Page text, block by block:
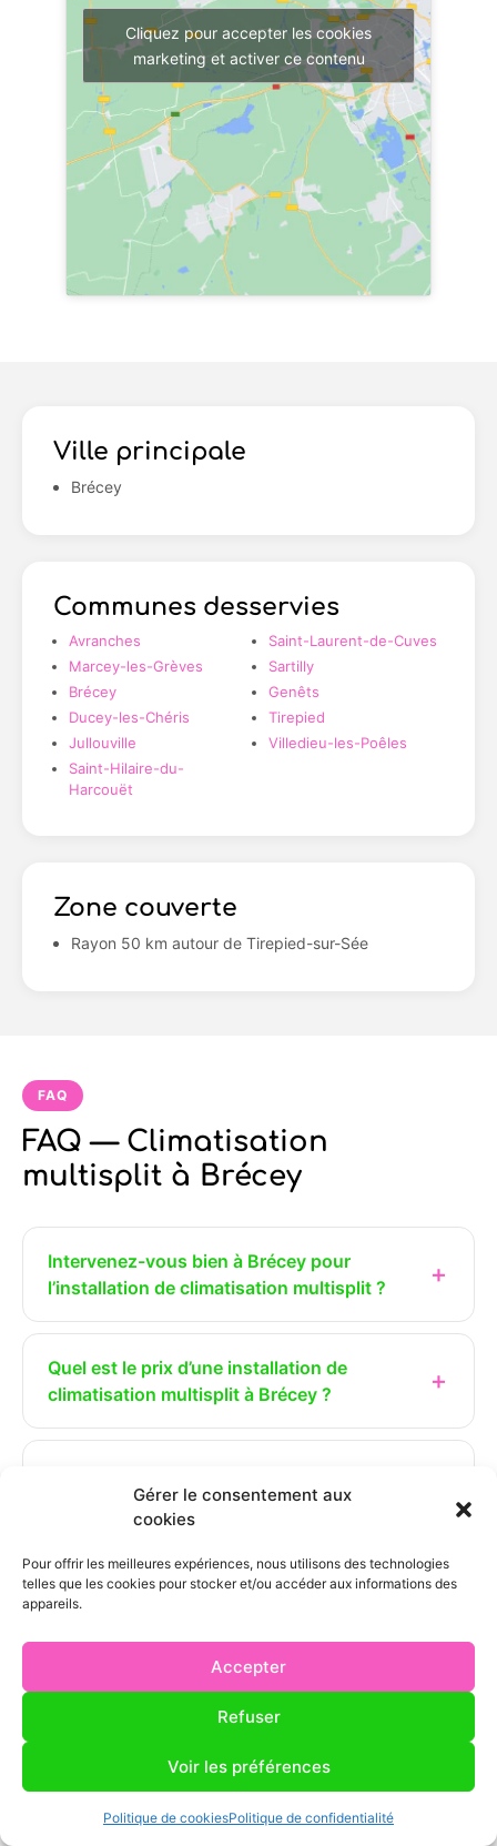
Gérer le consentement aux
cookies
Pour offrir les meilleures expériences, nous utilisons des technologies
telles que les cookies pour stocker et/ou accéder aux informations des
appareils.
Accepter
Refuser
Voir les préférences
Politique de cookiesPolitique de confidentialité
Cliquez pour accepter les cookies
marketing et activer ce contenu
Ville principale
Brécey
Communes desservies
Avranches
Marcey-les-Grèves
Brécey
Ducey-les-Chéris
Jullouville
Saint-Hilaire-du-
Harcouët
Saint-Laurent-de-Cuves
Sartilly
Genêts
Tirepied
Villedieu-les-Poêles
Zone couverte
Rayon 50 km autour de Tirepied-sur-Sée
FAQ
FAQ — Climatisation
multisplit à Brécey
Intervenez-vous bien à Brécey pour
l’installation de climatisation multisplit ?
Quel est le prix d’une installation de
climatisation multisplit à Brécey ?
multisplit à Brécey ?
Est-il possible d’installer un système
multisplit dans une maison sans
Brécey sont-ils éligibles à des aides
financières ?